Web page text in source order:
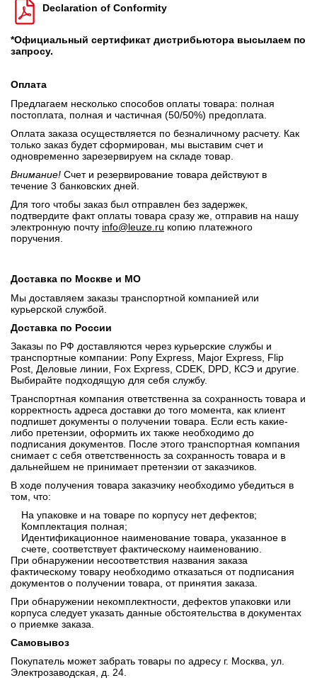
Declaration of Conformity
*Официальный сертификат дистрибьютора высылаем по
запросу.
Оплата
Предлагаем несколько способов оплаты товара: полная
постоплата, полная и частичная (50/50%) предоплата.
Оплата заказа осуществляется по безналичному расчету. Как
только заказ будет сформирован, мы выставим счет и
одновременно зарезервируем на складе товар.
Внимание! Счет и резервирование товара действуют в
течение 3 банковских дней.
Для того чтобы заказ был отправлен без задержек,
подтвердите факт оплаты товара сразу же, отправив на нашу
электронную почту info@leuze.ru копию платежного
поручения.
Доставка по Москве и МО
Мы доставляем заказы транспортной компанией или
курьерской службой.
Доставка по России
Заказы по РФ доставляются через курьерские службы и
транспортные компании: Pony Express, Major Express, Flip
Post, Деловые линии, Fox Express, CDEK, DPD, КСЭ и другие.
Выбирайте подходящую для себя службу.
Транспортная компания ответственна за сохранность товара и
корректность адреса доставки до того момента, как клиент
подпишет документы о получении товара. Если есть какие-
либо претензии, оформить их также необходимо до
подписания документов. После этого транспортная компания
снимает с себя ответственность за сохранность товара и в
дальнейшем не принимает претензии от заказчиков.
В ходе получения товара заказчику необходимо убедиться в
том, что:
На упаковке и на товаре по корпусу нет дефектов;
Комплектация полная;
Идентификационное наименование товара, указанное в
счете, соответствует фактическому наименованию.
При обнаружении несоответствия названия заказа
фактическому товару необходимо отказаться от подписания
документов о получении товара, от принятия заказа.
При обнаружении некомплектности, дефектов упаковки или
корпуса следует указать данные обстоятельства в документах
о приемке заказа.
Самовывоз
Покупатель может забрать товары по адресу г. Москва, ул.
Электрозаводская, д. 24.